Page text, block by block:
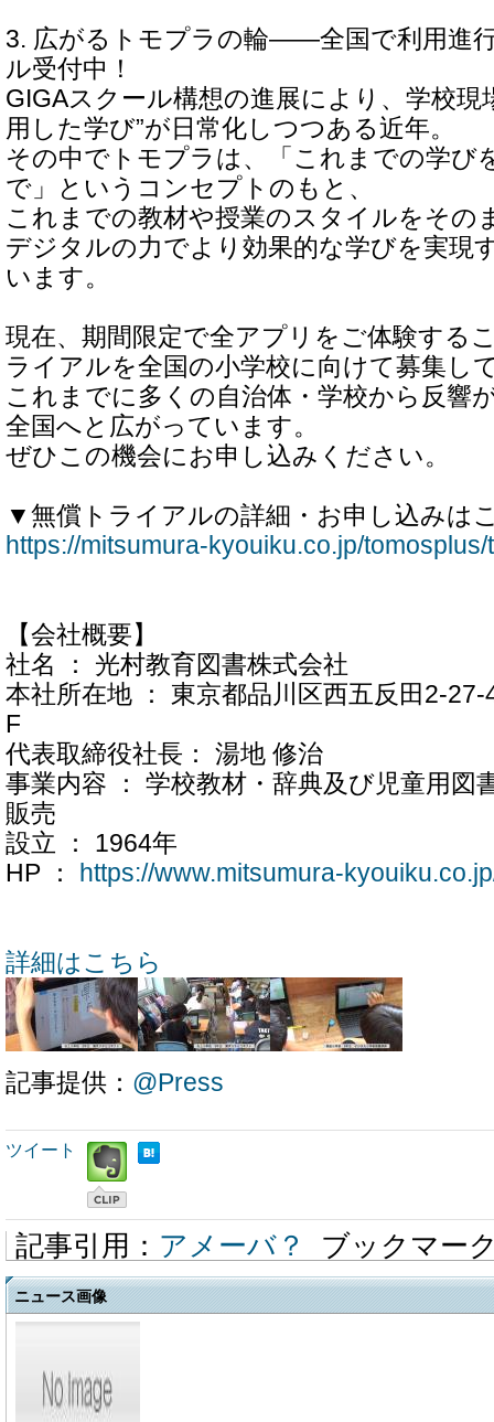
3. 広がるトモプラの輪――全国で利用進
ル受付中！
GIGAスクール構想の進展により、学校現
用した学び”が日常化しつつある近年。
その中でトモプラは、「これまでの学び
で」というコンセプトのもと、
これまでの教材や授業のスタイルをその
デジタルの力でより効果的な学びを実現
います。
現在、期間限定で全アプリをご体験する
ライアルを全国の小学校に向けて募集し
これまでに多くの自治体・学校から反響
全国へと広がっています。
ぜひこの機会にお申し込みください。
▼無償トライアルの詳細・お申し込みは
https://mitsumura-kyouiku.co.jp/tomosplus/
【会社概要】
社名 ： 光村教育図書株式会社
本社所在地 ： 東京都品川区西五反田2-
F
代表取締役社長： 湯地 修治
事業内容 ： 学校教材・辞典及び児童用図
販売
設立 ： 1964年
HP ：
https://www.mitsumura-
詳細はこちら
記事提供： @Press
ツイート
記事引用： アメーバ？ ブックマー
ニュース画像